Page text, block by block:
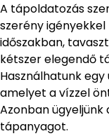
A tápoldatozás
szerény
időszakban,
kétszer elegendő
Használhatunk
amelyet a vízzel
Azonban ügyeljünk
tápanyagot.